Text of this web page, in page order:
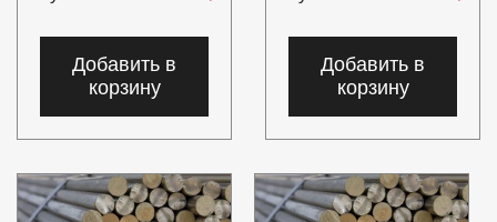
Добавить в
корзину
Добавить в
корзину